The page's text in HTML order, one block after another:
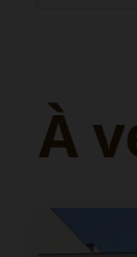
À